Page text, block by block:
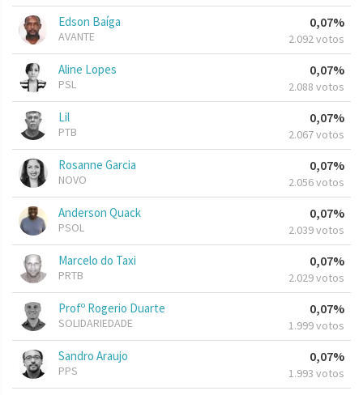
Edson Baíga
AVANTE
0,07%
2.092 votos
Aline Lopes
PSL
0,07%
2.088 votos
Lil
PTB
0,07%
2.067 votos
Rosanne Garcia
NOVO
0,07%
2.056 votos
Anderson Quack
PSOL
0,07%
2.039 votos
Marcelo do Taxi
PRTB
0,07%
2.029 votos
Profº Rogerio Duarte
SOLIDARIEDADE
0,07%
1.999 votos
Sandro Araujo
PPS
0,07%
1.993 votos